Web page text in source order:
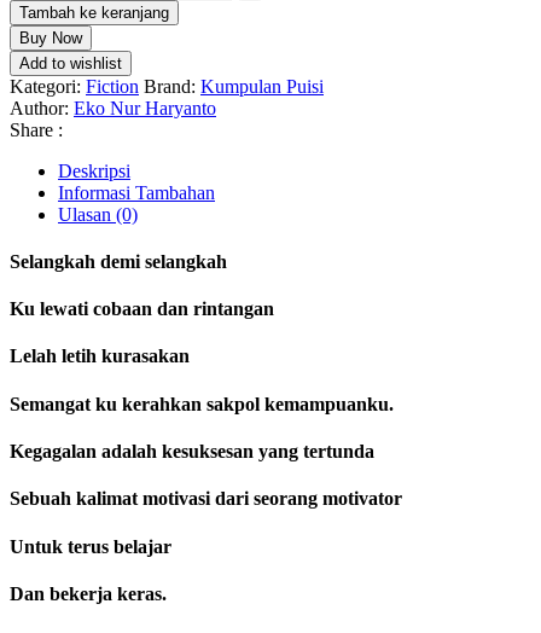
Tambah ke keranjang
Buy Now
Add to wishlist
Kategori: Fiction Brand: Kumpulan Puisi
Author: Eko Nur Haryanto
Share :
Deskripsi
Informasi Tambahan
Ulasan (0)
Selangkah demi selangkah
Ku lewati cobaan dan rintangan
Lelah letih kurasakan
Semangat ku kerahkan sakpol kemampuanku.
Kegagalan adalah kesuksesan yang tertunda
Sebuah kalimat motivasi dari seorang motivator
Untuk terus belajar
Dan bekerja keras.